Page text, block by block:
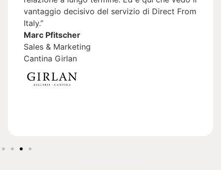
vantaggio decisivo del servizio di Direct From
Italy.”
Marc Pfitscher
Sales & Marketing
Cantina Girlan